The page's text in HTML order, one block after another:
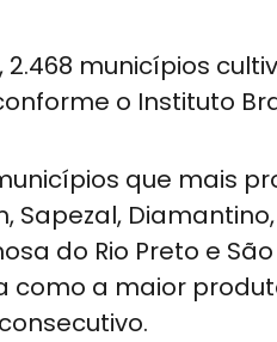
municípios
o Instituto
que mais
Sapezal,
do Rio Preto e
como a maior